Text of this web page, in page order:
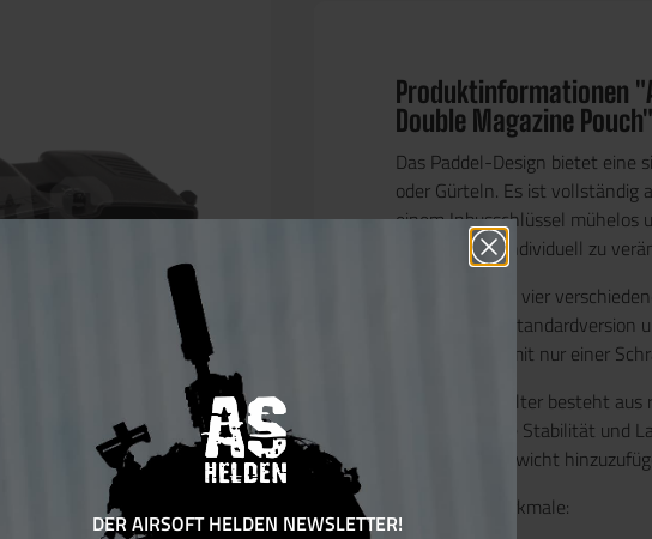
Produktinformationen
Double Magazine Pouch"
Das Paddel-Design bietet eine
oder Gürteln. Es ist vollständig
einem Inbusschlüssel mühelos
Trageposition individuell zu
Kompatibel mit vier
Paddle ist die
unkompliziert mit nur einer
Der Magazinhalter besteht
das für erhöhte Stabilität und
unnötig viel Gewicht
Besondere Merkmale:
DER AIRSOFT HELDEN NEWSLETTER!